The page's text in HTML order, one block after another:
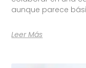
aunque parece
Leer Más